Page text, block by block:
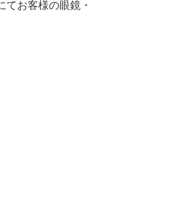
お客様の眼鏡・